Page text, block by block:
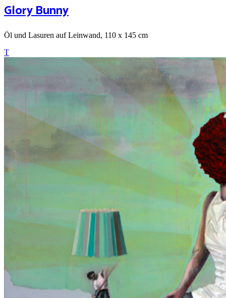
Glory Bunny
Öl und Lasuren auf Leinwand, 110 x 145 cm
T